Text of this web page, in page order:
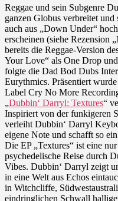
Reggae und sein Subgenre
ganzen Globus verbreitet
auch aus „Down Under“
erscheinen (siehe Rezension
bereits die Reggae-Version
Your Love“ als One Drop
folgte die Dad Bod Dubs
Eurythmics. Präsentiert
Label Cry No More
„Dubbin‘ Darryl: Textures“
Inspiriert von der funkigeren
verleiht Dubbin‘ Darryl
eigene Note und schafft so
Die EP „Textures“ ist eine
psychedelische Reise durch
Vibes. Dubbin‘ Darryl zeigt
in eine Welt aus Echos
in Witchcliffe,
eindringlichen Schwall